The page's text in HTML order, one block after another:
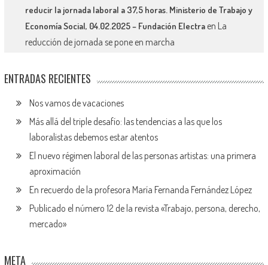
reducir la jornada laboral a 37,5 horas. Ministerio de Trabajo y
Economía Social, 04.02.2025 – Fundación Electraen La
reducción de jornada se pone en marcha
ENTRADAS RECIENTES
Nos vamos de vacaciones
Más allá del triple desafío: las tendencias a las que los
laboralistas debemos estar atentos
El nuevo régimen laboral de las personas artistas: una primera
aproximación
En recuerdo de la profesora María Fernanda Fernández López
Publicado el número 12 de la revista «Trabajo, persona, derecho,
mercado»
META